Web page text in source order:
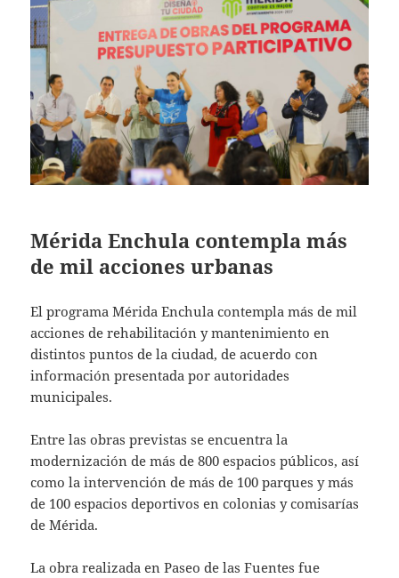
Mérida Enchula contempla más
de mil acciones urbanas
El programa Mérida Enchula contempla más de mil
acciones de rehabilitación y mantenimiento en
distintos puntos de la ciudad, de acuerdo con
información presentada por autoridades
municipales.
Entre las obras previstas se encuentra la
modernización de más de 800 espacios públicos, así
como la intervención de más de 100 parques y más
de 100 espacios deportivos en colonias y comisarías
de Mérida.
La obra realizada en Paseo de las Fuentes fue